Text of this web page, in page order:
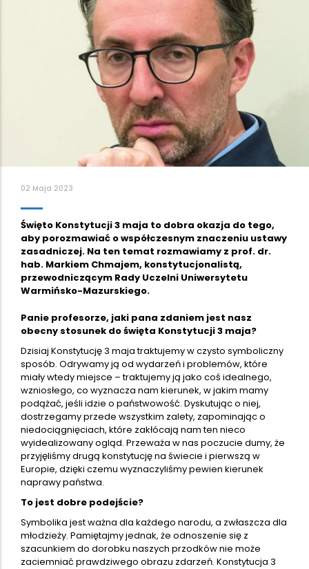
02 Maja 2023
Święto Konstytucji 3 maja to dobra okazja do tego,
aby porozmawiać o współczesnym znaczeniu ustawy
zasadniczej. Na ten temat rozmawiamy z prof. dr.
hab. Markiem Chmajem, konstytucjonalistą,
przewodniczącym Rady Uczelni Uniwersytetu
Warmińsko-Mazurskiego.
Panie profesorze, jaki pana zdaniem jest nasz
obecny stosunek do święta Konstytucji 3 maja?
Dzisiaj Konstytucję 3 maja traktujemy w czysto symboliczny
sposób. Odrywamy ją od wydarzeń i problemów, które
miały wtedy miejsce – traktujemy ją jako coś idealnego,
wzniosłego, co wyznacza nam kierunek, w jakim mamy
podążać, jeśli idzie o państwowość. Dyskutując o niej,
dostrzegamy przede wszystkim zalety, zapominając o
niedociągnięciach, które zakłócają nam ten nieco
wyidealizowany ogląd. Przeważa w nas poczucie dumy, że
przyjęliśmy drugą konstytucję na świecie i pierwszą w
Europie, dzięki czemu wyznaczyliśmy pewien kierunek
naprawy państwa.
To jest dobre podejście?
Symbolika jest ważna dla każdego narodu, a zwłaszcza dla
młodzieży. Pamiętajmy jednak, że odnoszenie się z
szacunkiem do dorobku naszych przodków nie może
zaciemniać prawdziwego obrazu zdarzeń. Konstytucja 3